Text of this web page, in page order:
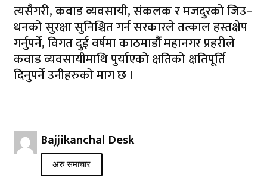
त्यसैगरी, कवाड व्यवसायी, संकलक र मजदुरको जिउ–
धनको सुरक्षा सुनिश्चित गर्न सरकारले तत्काल हस्तक्षेप
गर्नुपर्ने, विगत दुई वर्षमा काठमाडौं महानगर प्रहरीले
कवाड व्यवसायीमाथि पुर्याएको क्षतिको क्षतिपूर्ति
दिनुपर्ने उनीहरुको माग छ ।
Bajjikanchal Desk
अरु समाचार